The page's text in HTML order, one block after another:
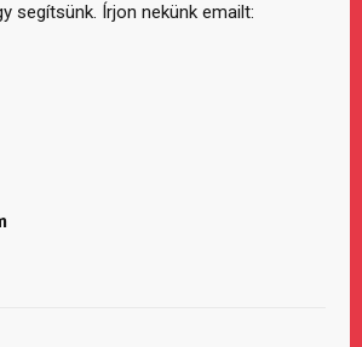
segítsünk. Írjon nekünk emailt: